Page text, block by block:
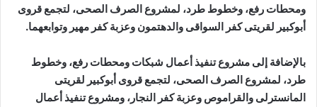
ومحطات رفع، وخطوط طرد، لمشروع الصرف الصحى، لتجمع قروى
أبوكبير لقريتى كفر السواقى والدهتمون وعزبة كفر مهير وتوابعهما.
بالإضافة إلى مشروع تنفيذ أعمال شبكات ومحطات رفع، وخطوط
طرد، لمشروع الصرف الصحى، لتجمع قروى أبوكبير لقريتى
المانسترلى والقراموص وعزبة كفر النجار، ومشروع تنفيذ أعمال